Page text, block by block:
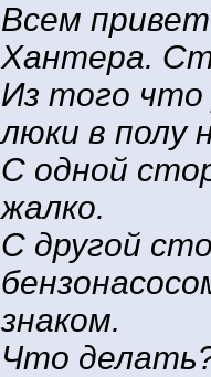
Всем
Хантера.
Из того
люки в полу
С одной
жалко.
С другой
знаком.
Что